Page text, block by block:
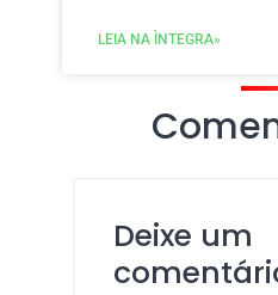
LEIA NA ÌNTEGRA»
Deixe um